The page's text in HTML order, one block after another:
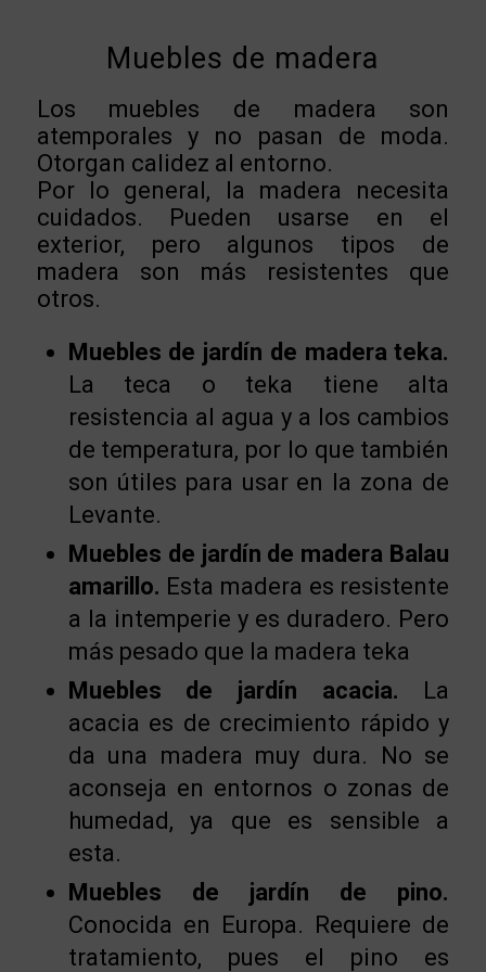
Muebles de madera
Los muebles de madera son
atemporales y no pasan de moda.
Otorgan calidez al entorno.
Por lo general, la madera necesita
cuidados. Pueden usarse en el
exterior, pero algunos tipos de
madera son más resistentes que
otros.
Muebles de jardín de madera teka.
La teca o teka tiene alta
resistencia al agua y a los cambios
de temperatura, por lo que también
son útiles para usar en la zona de
Levante.
Muebles de jardín de madera Balau
amarillo. Esta madera es resistente
a la intemperie y es duradero. Pero
más pesado que la madera teka
Muebles de jardín acacia. La
acacia es de crecimiento rápido y
da una madera muy dura. No se
aconseja en entornos o zonas de
humedad, ya que es sensible a
esta.
Muebles de jardín de pino.
Conocida en Europa. Requiere de
tratamiento, pues el pino es